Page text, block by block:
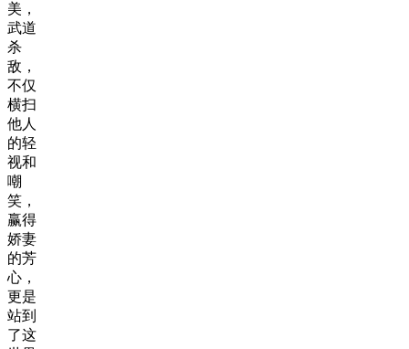
美，
武道
杀
敌，
不仅
横扫
他人
的轻
视和
嘲
笑，
赢得
娇妻
的芳
心，
更是
站到
了这